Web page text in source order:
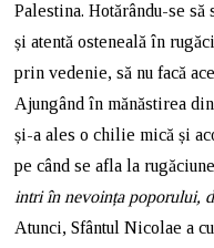
Palestina. Hotărându-se
și atentă osteneală în
prin vedenie, să nu facă
Ajungând în mănăstirea
și-a ales o chilie mică și
pe când se afla la
intri în nevoința poporului,
Atunci, Sfântul Nicolae a